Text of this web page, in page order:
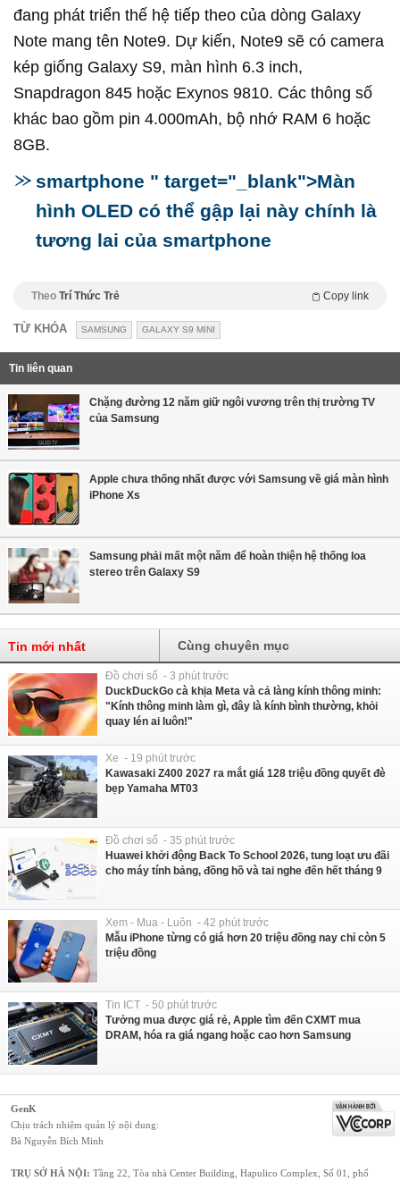
đang phát triển thế hệ tiếp theo của dòng Galaxy
Note mang tên Note9. Dự kiến, Note9 sẽ có camera
kép giống Galaxy S9, màn hình 6.3 inch,
Snapdragon 845 hoặc Exynos 9810. Các thông số
khác bao gồm pin 4.000mAh, bộ nhớ RAM 6 hoặc
8GB.
smartphone " target="_blank">Màn
hình OLED có thể gập lại này chính là
tương lai của smartphone
Theo Trí Thức Trẻ Copy link
TỪ KHÓA SAMSUNG GALAXY S9 MINI
Tin liên quan
Chặng đường 12 năm giữ ngôi vương trên thị trường TV
của Samsung
Apple chưa thống nhất được với Samsung về giá màn hình
iPhone Xs
Samsung phải mất một năm để hoàn thiện hệ thống loa
stereo trên Galaxy S9
Tin mới nhất Cùng chuyên mục
Đồ chơi số - 3 phút trước
DuckDuckGo cà khịa Meta và cả làng kính thông minh:
"Kính thông minh làm gì, đây là kính bình thường, khỏi
quay lén ai luôn!"
Xe - 19 phút trước
Kawasaki Z400 2027 ra mắt giá 128 triệu đồng quyết đè
bẹp Yamaha MT03
Đồ chơi số - 35 phút trước
Huawei khởi động Back To School 2026, tung loạt ưu đãi
cho máy tính bảng, đồng hồ và tai nghe đến hết tháng 9
Xem - Mua - Luôn - 42 phút trước
Mẫu iPhone từng có giá hơn 20 triệu đồng nay chỉ còn 5
triệu đồng
Tin ICT - 50 phút trước
Tưởng mua được giá rẻ, Apple tìm đến CXMT mua
DRAM, hóa ra giá ngang hoặc cao hơn Samsung
GenK
Chịu trách nhiệm quản lý nội dung:
Bà Nguyễn Bích Minh
TRỤ SỞ HÀ NỘI: Tầng 22, Tòa nhà Center Building, Hapulico Complex, Số 01, phố